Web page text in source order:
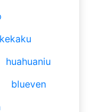
kekaku
huahuaniu
blueven